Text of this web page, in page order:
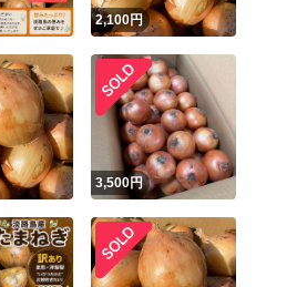
2,100円
3,500円